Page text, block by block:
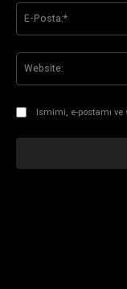
Ismimi, e-postamı